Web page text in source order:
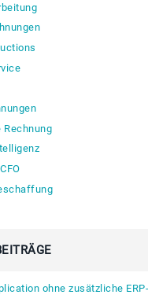
Rechnung
ohne zusätzliche